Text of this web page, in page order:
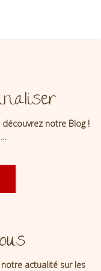
notre Blog !
actualité sur les